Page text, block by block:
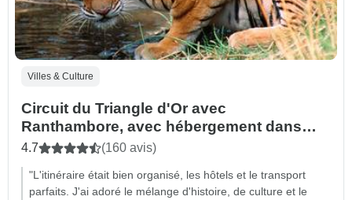
Villes & Culture
Circuit du Triangle d'Or avec
Ranthambore, avec hébergement dans
des hôtels 4 étoiles de luxe (en groupe ou
4.7 (160 avis)
"L'itinéraire était bien organisé, les hôtels et le transport
parfaits. J'ai adoré le mélange d'histoire, de culture et le